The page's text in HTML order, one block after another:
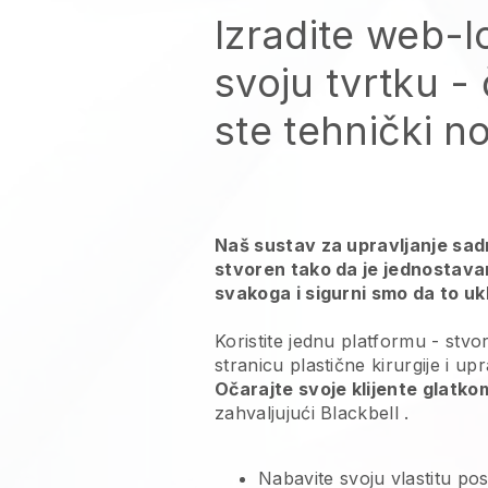
Izradite web-
svoju tvrtku -
ste tehnički
Naš sustav za upravljanje
stvoren tako da je
svakoga i sigurni smo da to
Koristite jednu platformu -
stranicu plastične kirurgije i
Očarajte svoje klijente
zahvaljujući Blackbell .
Nabavite svoju vlastitu